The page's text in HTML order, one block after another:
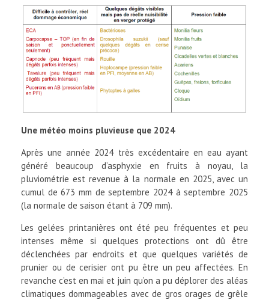
Une météo moins pluvieuse que 2024
Après une année 2024 très excédentaire en eau ayant
généré beaucoup d’asphyxie en fruits à noyau, la
pluviométrie est revenue à la normale en 2025, avec un
cumul de 673 mm de septembre 2024 à septembre 2025
(la normale de saison étant à 709 mm).
Les gelées printanières ont été peu fréquentes et peu
intenses même si quelques protections ont dû être
déclenchées par endroits et que quelques variétés de
prunier ou de cerisier ont pu être un peu affectées. En
revanche c’est en mai et juin qu’on a pu déplorer des aléas
climatiques dommageables avec de gros orages de grêle